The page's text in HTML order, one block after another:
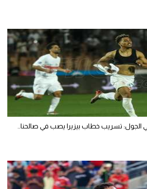
الجول: تسريب خطاب بيزيرا يصب في صالحنا..